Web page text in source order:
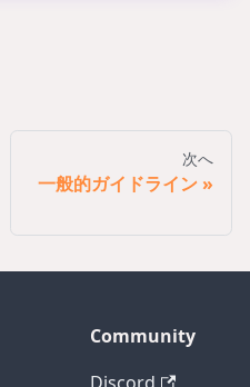
次へ
一般的ガイドライン
Community